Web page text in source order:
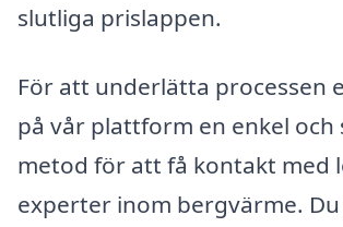
slutliga prislappen.
För att underlätta processen
på vår plattform en enkel och
metod för att få kontakt med
experter inom bergvärme.